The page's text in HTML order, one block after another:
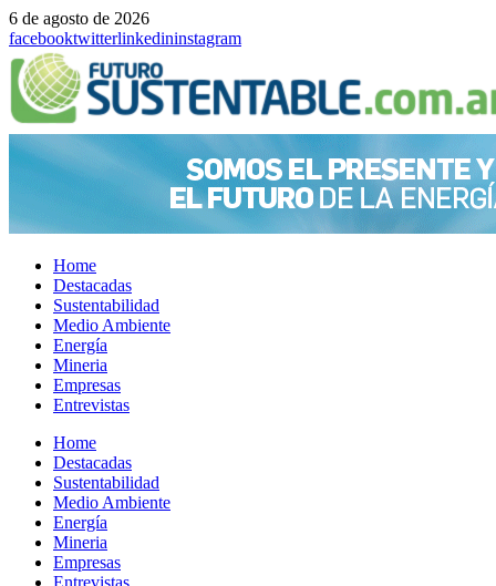
6 de agosto de 2026
facebooktwitterlinkedininstagram
Home
Destacadas
Sustentabilidad
Medio Ambiente
Energía
Mineria
Empresas
Entrevistas
Menu
Home
Destacadas
Sustentabilidad
Medio Ambiente
Energía
Mineria
Empresas
Entrevistas